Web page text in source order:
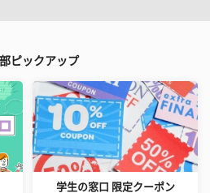
ピックアップ
学生の窓口 限定クーポン